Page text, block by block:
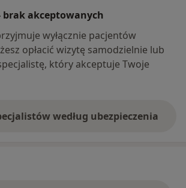
brak akceptowanych
wyłącznie pacjentów
opłacić wizytę samodzielnie lub
który akceptuje Twoje
według ubezpieczenia